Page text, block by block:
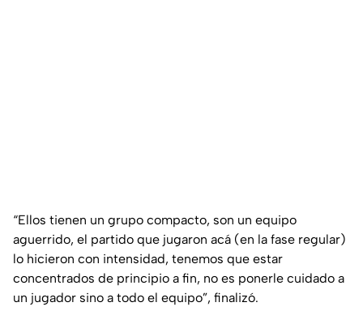
“Ellos tienen un grupo compacto, son un equipo
aguerrido, el partido que jugaron acá (en la fase regular)
lo hicieron con intensidad, tenemos que estar
concentrados de principio a fin, no es ponerle cuidado a
un jugador sino a todo el equipo”, finalizó.